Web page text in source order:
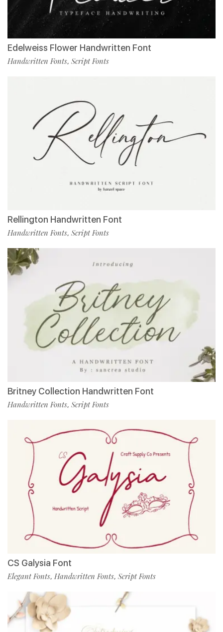
Edelweiss Flower Handwritten Font
Handwritten Fonts, Script Fonts
Rellington Handwritten Font
Handwritten Fonts, Script Fonts
Britney Collection Handwritten Font
Handwritten Fonts, Script Fonts
CS Galysia Font
Elegant Fonts, Handwritten Fonts, Script Fonts